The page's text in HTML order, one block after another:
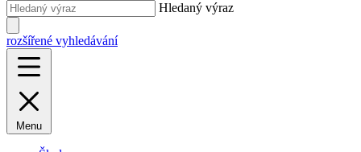
Hledaný výraz
rozšířené vyhledávání
Menu